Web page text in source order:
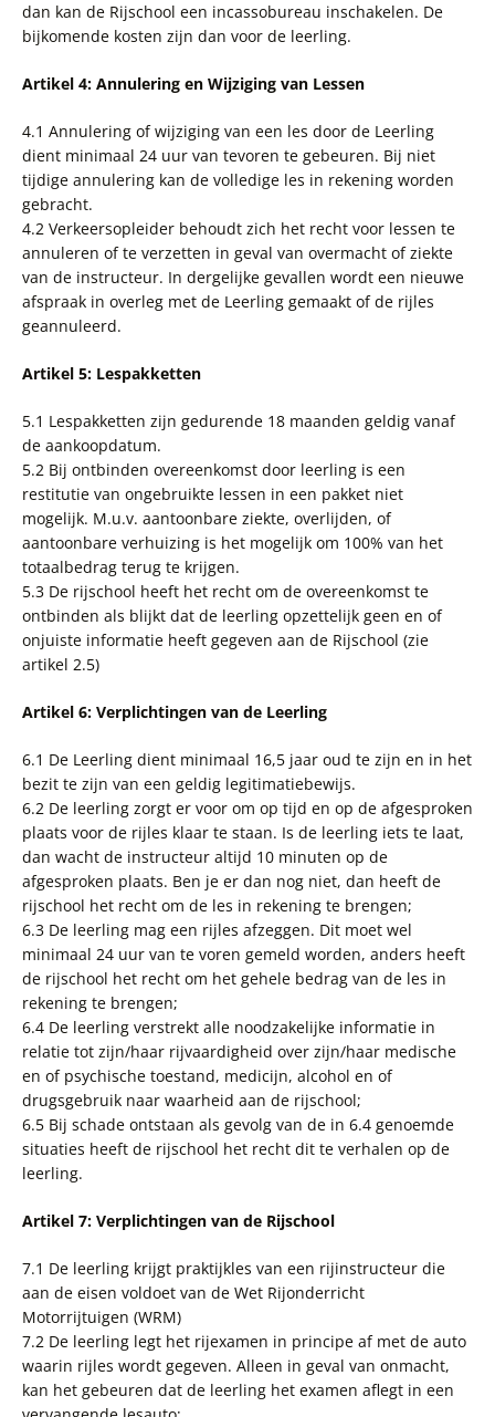
dan kan de Rijschool een incassobureau inschakelen. De
bijkomende kosten zijn dan voor de leerling.
Artikel 4: Annulering en Wijziging van Lessen
4.1 Annulering of wijziging van een les door de Leerling
dient minimaal 24 uur van tevoren te gebeuren. Bij niet
tijdige annulering kan de volledige les in rekening worden
gebracht.
4.2 Verkeersopleider behoudt zich het recht voor lessen te
annuleren of te verzetten in geval van overmacht of ziekte
van de instructeur. In dergelijke gevallen wordt een nieuwe
afspraak in overleg met de Leerling gemaakt of de rijles
geannuleerd.
Artikel 5: Lespakketten
5.1 Lespakketten zijn gedurende 18 maanden geldig vanaf
de aankoopdatum.
5.2 Bij ontbinden overeenkomst door leerling is een
restitutie van ongebruikte lessen in een pakket niet
mogelijk. M.u.v. aantoonbare ziekte, overlijden, of
aantoonbare verhuizing is het mogelijk om 100% van het
totaalbedrag terug te krijgen.
5.3 De rijschool heeft het recht om de overeenkomst te
ontbinden als blijkt dat de leerling opzettelijk geen en of
onjuiste informatie heeft gegeven aan de Rijschool (zie
artikel 2.5)
Artikel 6: Verplichtingen van de Leerling
6.1 De Leerling dient minimaal 16,5 jaar oud te zijn en in het
bezit te zijn van een geldig legitimatiebewijs.
6.2 De leerling zorgt er voor om op tijd en op de afgesproken
plaats voor de rijles klaar te staan. Is de leerling iets te laat,
dan wacht de instructeur altijd 10 minuten op de
afgesproken plaats. Ben je er dan nog niet, dan heeft de
rijschool het recht om de les in rekening te brengen;
6.3 De leerling mag een rijles afzeggen. Dit moet wel
minimaal 24 uur van te voren gemeld worden, anders heeft
de rijschool het recht om het gehele bedrag van de les in
rekening te brengen;
6.4 De leerling verstrekt alle noodzakelijke informatie in
relatie tot zijn/haar rijvaardigheid over zijn/haar medische
en of psychische toestand, medicijn, alcohol en of
drugsgebruik naar waarheid aan de rijschool;
6.5 Bij schade ontstaan als gevolg van de in 6.4 genoemde
situaties heeft de rijschool het recht dit te verhalen op de
leerling.
Artikel 7: Verplichtingen van de Rijschool
7.1 De leerling krijgt praktijkles van een rijinstructeur die
aan de eisen voldoet van de Wet Rijonderricht
Motorrijtuigen (WRM)
7.2 De leerling legt het rijexamen in principe af met de auto
waarin rijles wordt gegeven. Alleen in geval van onmacht,
kan het gebeuren dat de leerling het examen aflegt in een